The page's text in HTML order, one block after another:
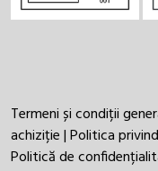
Termeni și condiții
achiziție|Politica
Politică de